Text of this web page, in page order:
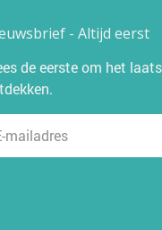
- Altijd eerst
de eerste om het